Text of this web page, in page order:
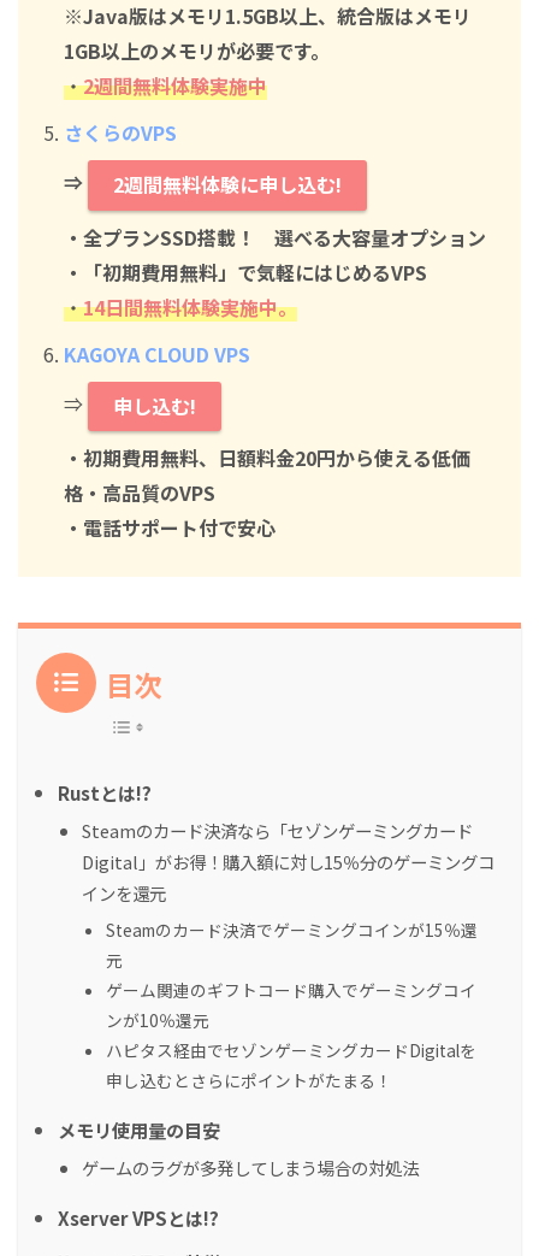
※Java版はメモリ1.5GB以上、統合版はメモリ
1GB以上のメモリが必要です。
・2週間無料体験実施中
さくらのVPS
⇒
2週間無料体験に申し込む!
・全プランSSD搭載！ 選べる大容量オプション
・「初期費用無料」で気軽にはじめるVPS
・14日間無料体験実施中。
KAGOYA CLOUD VPS
⇒
申し込む!
・初期費用無料、日額料金20円から使える低価
格・高品質のVPS
・電話サポート付で安心
目次
Rustとは!?
Steamのカード決済なら「セゾンゲーミングカード
Digital」がお得！購入額に対し15％分のゲーミングコ
インを還元
Steamのカード決済でゲーミングコインが15％還
元
ゲーム関連のギフトコード購入でゲーミングコイ
ンが10％還元
ハピタス経由でセゾンゲーミングカードDigitalを
申し込むとさらにポイントがたまる！
メモリ使用量の目安
ゲームのラグが多発してしまう場合の対処法
Xserver VPSとは!?